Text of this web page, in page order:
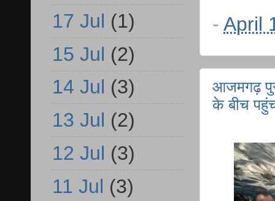
- April
आजमगढ़
के बीच
17 Jul (1)
15 Jul (2)
14 Jul (3)
13 Jul (2)
12 Jul (3)
11 Jul (3)